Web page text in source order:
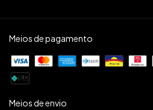
Meios de pagamento
Meios de envio